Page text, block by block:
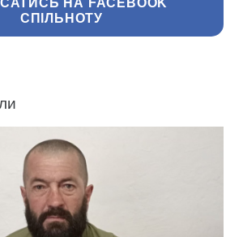
НА FACEBOOK
СПІЛЬНОТУ